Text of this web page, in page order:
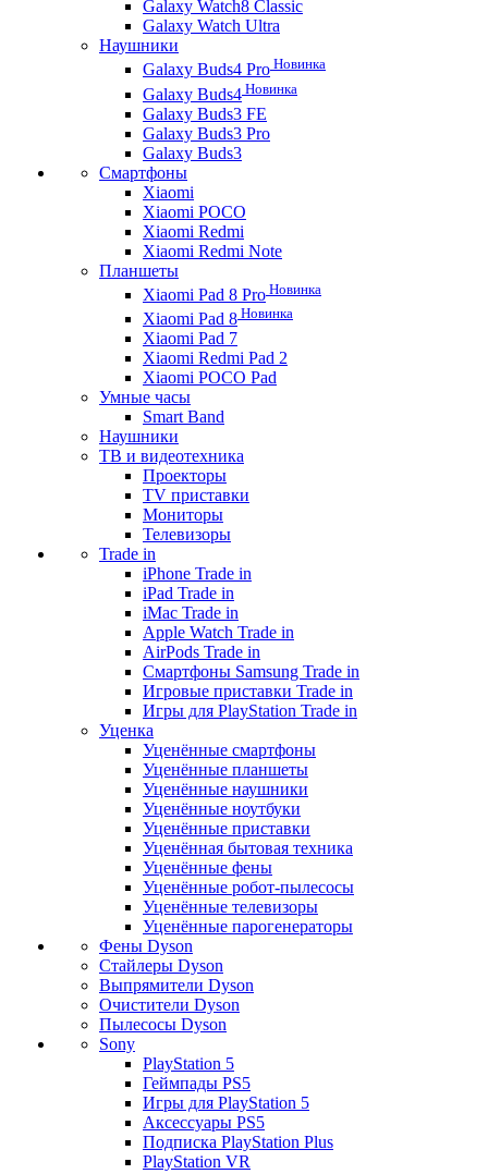
Galaxy Watch8 Classic
Galaxy Watch Ultra
Наушники
Galaxy Buds4 Pro Новинка
Galaxy Buds4 Новинка
Galaxy Buds3 FE
Galaxy Buds3 Pro
Galaxy Buds3
Смартфоны
Xiaomi
Xiaomi POCO
Xiaomi Redmi
Xiaomi Redmi Note
Планшеты
Xiaomi Pad 8 Pro Новинка
Xiaomi Pad 8 Новинка
Xiaomi Pad 7
Xiaomi Redmi Pad 2
Xiaomi POCO Pad
Умные часы
Smart Band
Наушники
ТВ и видеотехника
Проекторы
TV приставки
Мониторы
Телевизоры
Trade in
iPhone Trade in
iPad Trade in
iMac Trade in
Apple Watch Trade in
AirPods Trade in
Смартфоны Samsung Trade in
Игровые приставки Trade in
Игры для PlayStation Trade in
Уценка
Уценённые смартфоны
Уценённые планшеты
Уценённые наушники
Уценённые ноутбуки
Уценённые приставки
Уценённая бытовая техника
Уценённые фены
Уценённые робот-пылесосы
Уценённые телевизоры
Уценённые парогенераторы
Фены Dyson
Стайлеры Dyson
Выпрямители Dyson
Очистители Dyson
Пылесосы Dyson
Sony
PlayStation 5
Геймпады PS5
Игры для PlayStation 5
Аксессуары PS5
Подписка PlayStation Plus
PlayStation VR